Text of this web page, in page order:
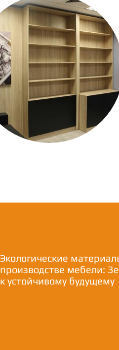
Экологические
производстве мебели:
к устойчивому будущему